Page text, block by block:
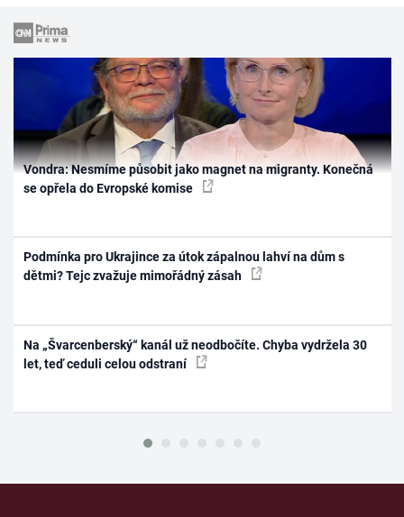
Vondra: Nesmíme působit jako magnet na migranty. Konečná
se opřela do Evropské komise
Podmínka pro Ukrajince za útok zápalnou lahví na dům s
dětmi? Tejc zvažuje mimořádný zásah
Na „Švarcenberský“ kanál už neodbočíte. Chyba vydržela 30
let, teď ceduli celou odstraní